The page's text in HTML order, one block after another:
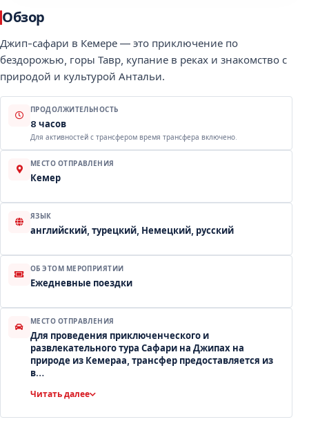
Обзор
Джип-сафари в Кемере — это приключение по
бездорожью, горы Тавр, купание в реках и знакомство с
природой и культурой Антальи.
ПРОДОЛЖИТЕЛЬНОСТЬ
8 часов
Для активностей с трансфером время трансфера включено.
МЕСТО ОТПРАВЛЕНИЯ
Кемер
ЯЗЫК
английский, турецкий, Немецкий, русский
ОБ ЭТОМ МЕРОПРИЯТИИ
Ежедневные поездки
МЕСТО ОТПРАВЛЕНИЯ
Для проведения приключенческого и
развлекательного тура Сафари на Джипах на
природе из Кемераа, трансфер предоставляется из
в…
Читать далее